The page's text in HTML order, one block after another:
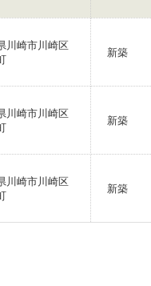
川崎市川崎区
新築
川崎市川崎区
新築
川崎市川崎区
新築